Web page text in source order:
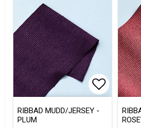
Lägg
Lägg
RIBBAD MUDD/JERSEY -
PLUM